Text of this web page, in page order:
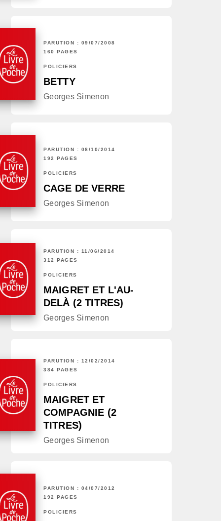
PARUTION : 09/07/2008
160 PAGES
POLICIERS
BETTY
Georges Simenon
PARUTION : 08/10/2014
192 PAGES
POLICIERS
CAGE DE VERRE
Georges Simenon
PARUTION : 11/06/2014
312 PAGES
POLICIERS
MAIGRET ET L'AU-
DELÀ (2 TITRES)
Georges Simenon
PARUTION : 12/02/2014
384 PAGES
POLICIERS
MAIGRET ET
COMPAGNIE (2
TITRES)
Georges Simenon
PARUTION : 04/07/2012
192 PAGES
POLICIERS